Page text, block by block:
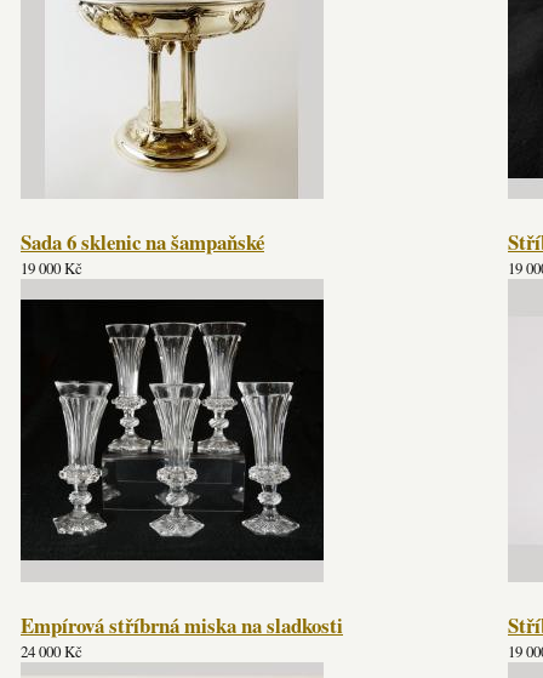
Sada 6 sklenic na šampaňské
19 000 Kč 19
Empírová stříbrná miska na sladkosti
24 000 Kč 19